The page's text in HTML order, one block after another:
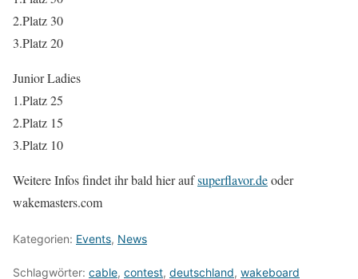
2.Platz 30
3.Platz 20
Junior Ladies
1.Platz 25
2.Platz 15
3.Platz 10
Weitere Infos findet ihr bald hier aufsuperflavor.deoder
wakemasters.com
Kategorien: Events, News
Schlagwörter: cable, contest, deutschland, wakeboard